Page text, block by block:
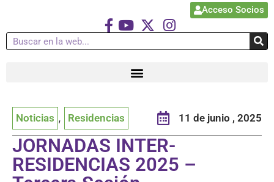
Acceso Socios
Noticias , Residencias 11 de junio , 2025
JORNADAS INTER-
RESIDENCIAS 2025 –